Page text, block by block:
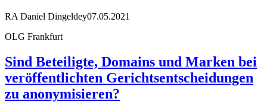
RA Daniel Dingeldey07.05.2021
OLG Frankfurt
Sind Beteiligte, Domains und Marken bei
veröffentlichten Gerichtsentscheidungen
zu anonymisieren?